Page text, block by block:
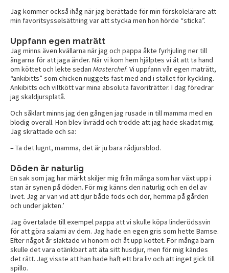
Jag kommer också ihåg när jag berättade för min förskolelärare att
min favoritsysselsättning var att stycka men hon hörde “sticka”.
Uppfann egen maträtt
Jag minns även kvällarna när jag och pappa åkte fyrhjuling ner till
ängarna för att jaga änder. När vi kom hem hjälptes vi åt att ta hand
om köttet och lekte sedan Masterchef. Vi uppfann vår egen maträtt,
“ankibitts” som chicken nuggets fast med and i stället för kyckling.
Ankibitts och viltkött var mina absoluta favoriträtter. I dag föredrar
jag skaldjursplatå.
Och såklart minns jag den gången jag rusade in till mamma med en
blodig overall. Hon blev livrädd och trodde att jag hade skadat mig.
Jag skrattade och sa:
– Ta det lugnt, mamma, det är ju bara rådjursblod.
Döden är naturlig
En sak som jag har märkt skiljer mig från många som har växt upp i
stan är synen på döden. För mig känns den naturlig och en del av
livet. Jag är van vid att djur både föds och dör, hemma på gården
och under jakten.’
Jag övertalade till exempel pappa att vi skulle köpa linderödssvin
för att göra salami av dem. Jag hade en egen gris som hette Bamse.
Efter något år slaktade vi honom och åt upp köttet. För många barn
skulle det vara otänkbart att äta sitt husdjur, men för mig kändes
det rätt. Jag visste att han hade haft ett bra liv och att inget gick till
spillo.